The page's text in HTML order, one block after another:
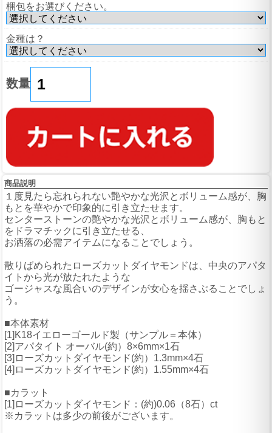
梱包をお選びください。
金種は？
数量
商品説明
１度見たら忘れられない艶やかな光沢とボリューム感が、胸
もとを華やかで印象的に引き立たせます。
センターストーンの艶やかな光沢とボリューム感が、胸もと
をドラマチックに引き立たせる、
お洒落の必需アイテムになることでしょう。
散りばめられたローズカットダイヤモンドは、中央のアパタ
イトから光が放たれたような
ゴージャスな風合いのデザインが女心を揺さぶることでしょ
う。
■本体素材
[1]K18イエローゴールド製（サンプル＝本体）
[2]アパタイト オーバル(約）8×6mm×1石
[3]ローズカットダイヤモンド(約）1.3mm×4石
[4]ローズカットダイヤモンド(約）1.55mm×4石
■カラット
[1]ローズカットダイヤモンド：(約)0.06（8石）ct
※カラットは多少の前後がございます。